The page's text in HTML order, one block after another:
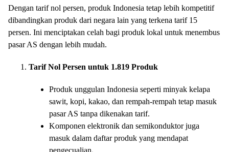
Dengan tarif nol persen, produk Indonesia tetap lebih kompetitif
dibandingkan produk dari negara lain yang terkena tarif 15
persen. Ini menciptakan celah bagi produk lokal untuk menembus
pasar AS dengan lebih mudah.
Tarif Nol Persen untuk 1.819 Produk
Produk unggulan Indonesia seperti minyak kelapa
sawit, kopi, kakao, dan rempah-rempah tetap masuk
pasar AS tanpa dikenakan tarif.
Komponen elektronik dan semikonduktor juga
masuk dalam daftar produk yang mendapat
pengecualian.